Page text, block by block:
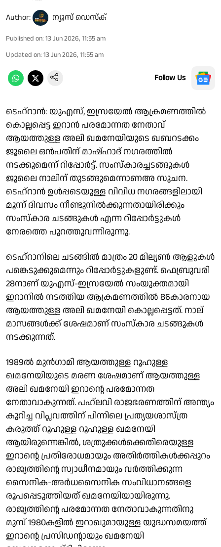
Author: ന്യൂസ് ഡെസ്ക്
Published on: 13 Jun 2026, 11:55 am
Updated on: 13 Jun 2026, 11:55 am
Follow Us
ടെഹ്‌റാന്‍: യുഎസ്, ഇസ്രയേല്‍ ആക്രമണത്തിൽ
കൊല്ലപ്പെട്ട ഇറാൻ പരമോന്നത നേതാവ്
ആയത്തുള്ള അലി ഖമനേയിയുടെ ഖബറടക്കം
ജൂലൈ ഒൻപതിന് മാഷ്ഹാദ് നഗരത്തിൽ
നടക്കുമെന്ന് റിപ്പോർട്ട്. സംസ്കാരച്ചടങ്ങുകൾ
ജൂലൈ നാലിന് തുടങ്ങുമെന്നാണഅ സൂചന.
ടെഹ്‌റാന്‍ ഉൾപ്പടെയുള്ള വിവിധ നഗരങ്ങളിലായി
മൂന്ന് ദിവസം നീണ്ടുനിൽക്കുന്നതായിരിക്കും
സംസ്കാര ചടങ്ങുകൾ എന്ന റിപ്പോർട്ടുകൾ
നേരത്തെ പുറത്തുവന്നിരുന്നു.
ടെഹ്‌റാനിലെ ചടങ്ങിൽ മാത്രം 20 മില്യൺ ആളുകൾ
പങ്കെടുക്കുമെന്നും റിപ്പോർട്ടുകളുണ്ട്. ഫെബ്രുവരി
28നാണ് യുഎസ്-ഇസ്രയേല്‍ സംയുക്തമായി
ഇറാനിൽ നടത്തിയ ആക്രമണത്തിൽ 86കാരനായ
ആയത്തുള്ള അലി ഖമനേയി കൊല്ലപ്പെട്ടത്. നാല്
മാസങ്ങൾക്ക് ശേഷമാണ് സംസ്കാര ചടങ്ങുകൾ
നടക്കുന്നത്.
1989ല്‍ മുന്‍ഗാമി ആയത്തുള്ള റൂഹുള്ള
ഖമനേയിയുടെ മരണ ശേഷമാണ് ആയത്തുള്ള
അലി ഖമനേയി ഇറാന്റെ പരമോന്നത
നേതാവാകുന്നത്. പഹ്ലവി രാജഭരണത്തിന് അന്ത്യം
കുറിച്ച വിപ്ലവത്തിന് പിന്നിലെ പ്രത്യയശാസ്ത്ര
കരുത്ത് റൂഹുള്ള റൂഹുള്ള ഖമനേയി
ആയിരുന്നെങ്കില്‍, ശത്രുക്കള്‍ക്കെതിരെയുള്ള
ഇറാന്റെ പ്രതിരോധമായും അതിര്‍ത്തികള്‍ക്കപ്പുറം
രാജ്യത്തിന്റെ സ്വാധീനമായും വര്‍ത്തിക്കുന്ന
സൈനിക-അര്‍ധസൈനിക സംവിധാനങ്ങളെ
രൂപപ്പെടുത്തിയത് ഖമനേയിയായിരുന്നു.
രാജ്യത്തിന്റെ പരമോന്നത നേതാവാകുന്നതിനു
മുമ്പ് 1980കളില്‍ ഇറാഖുമായുള്ള യുദ്ധസമയത്ത്
ഇറാന്റെ പ്രസിഡന്റായും ഖമനേയി